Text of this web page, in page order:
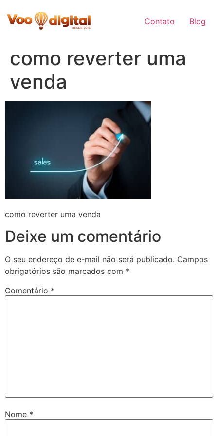
to
Contato Blog
como reverter uma
venda
como reverter uma venda
Deixe um comentário
O seu endereço de e-mail não será publicado. Campos
obrigatórios são marcados com *
Comentário *
Nome *